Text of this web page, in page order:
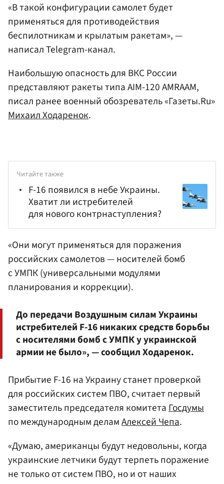
«В такой конфигурации самолет будет
применяться для противодействия
беспилотникам и крылатым ракетам», —
написал Telegram-канал.
Наибольшую опасность для ВКС России
представляют ракеты типа AIM-120 AMRAAM,
писал ранее военный обозреватель «Газеты.Ru»
Михаил Ходаренок.
Читайте также
F-16 появился в небе Украины.
Хватит ли истребителей
для нового контрнаступления?
«Они могут применяться для поражения
российских самолетов — носителей бомб
с УМПК (универсальными модулями
планирования и коррекции).
До передачи Воздушным силам Украины
истребителей F-16 никаких средств борьбы
с носителями бомб с УМПК у украинской
армии не было», — сообщил Ходаренок.
Прибытие F-16 на Украину станет проверкой
для российских систем ПВО, считает первый
заместитель председателя комитетаГосдумы
по международным деламАлексей Чепа.
«Думаю, американцы будут недовольны, когда
украинские летчики будут терпеть поражение
не только от систем ПВО, но и от наших